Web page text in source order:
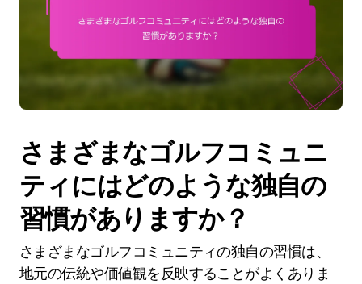
さまざまなゴルフコミュニ
ティにはどのような独自の
習慣がありますか？
さまざまなゴルフコミュニティの独自の習慣は、
地元の伝統や価値観を反映することがよくありま